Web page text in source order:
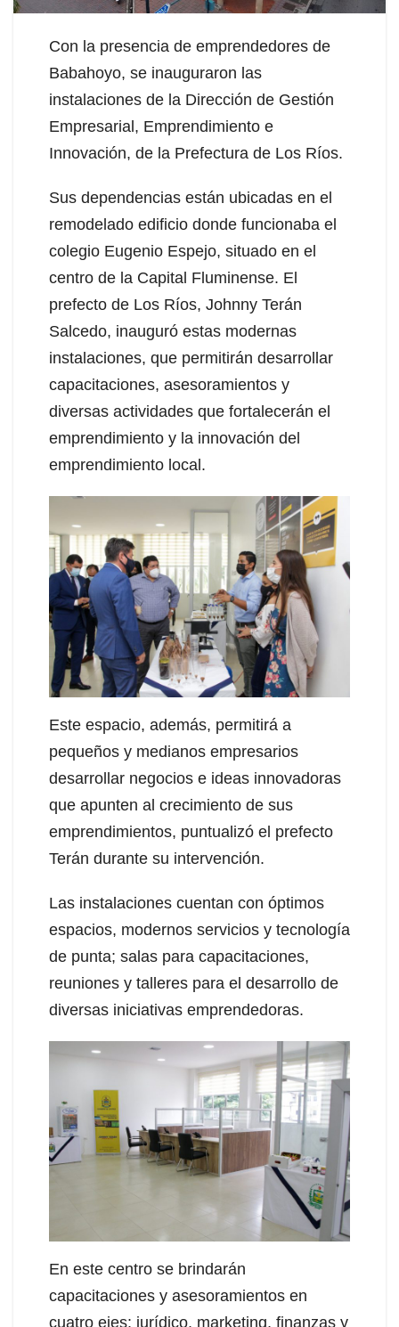
Con la presencia de emprendedores de
Babahoyo, se inauguraron las
instalaciones de la Dirección de Gestión
Empresarial, Emprendimiento e
Innovación, de la Prefectura de Los Ríos.
Sus dependencias están ubicadas en el
remodelado edificio donde funcionaba el
colegio Eugenio Espejo, situado en el
centro de la Capital Fluminense. El
prefecto de Los Ríos, Johnny Terán
Salcedo, inauguró estas modernas
instalaciones, que permitirán desarrollar
capacitaciones, asesoramientos y
diversas actividades que fortalecerán el
emprendimiento y la innovación del
emprendimiento local.
Este espacio, además, permitirá a
pequeños y medianos empresarios
desarrollar negocios e ideas innovadoras
que apunten al crecimiento de sus
emprendimientos, puntualizó el prefecto
Terán durante su intervención.
Las instalaciones cuentan con óptimos
espacios, modernos servicios y tecnología
de punta; salas para capacitaciones,
reuniones y talleres para el desarrollo de
diversas iniciativas emprendedoras.
En este centro se brindarán
capacitaciones y asesoramientos en
cuatro ejes: jurídico, marketing, finanzas y